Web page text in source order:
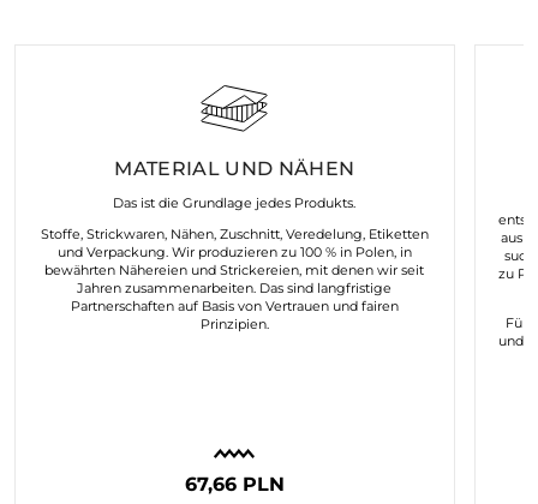
MATERIAL UND NÄHEN
Das ist die Grundlage jedes Produkts.
Stoffe, Strickwaren, Nähen, Zuschnitt, Veredelung, Etiketten
und Verpackung. Wir produzieren zu 100 % in Polen, in
bewährten Nähereien und Strickereien, mit denen wir seit
Jahren zusammenarbeiten. Das sind langfristige
Partnerschaften auf Basis von Vertrauen und fairen
Prinzipien.
67,66 PLN
aus
zu
Für
und